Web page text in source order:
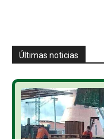
Últimas noticias